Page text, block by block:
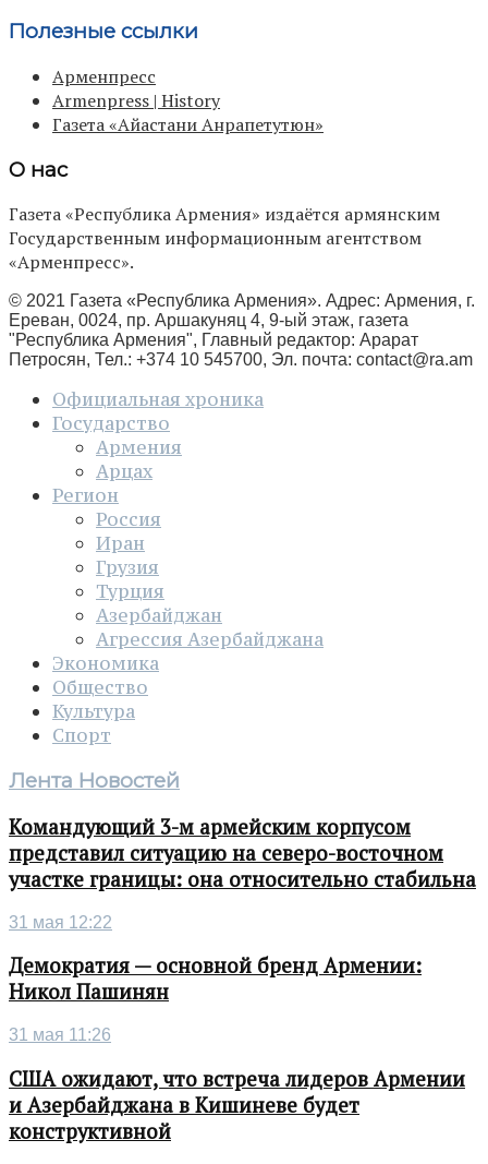
Полезные ссылки
Арменпресс
Armenpress | History
Газета «Айастани Анрапетутюн»
О нас
Газета «Республика Армения» издаётся армянским
Государственным информационным агентством
«Арменпресс».
© 2021 Газета «Республика Армения». Адрес: Армения, г.
Ереван, 0024, пр. Аршакуняц 4, 9-ый этаж, газета
"Республика Армения", Главный редактор: Арарат
Петросян, Тел.: +374 10 545700, Эл. почта: contact@ra.am
Официальная хроника
Государство
Армения
Арцах
Регион
Россия
Иран
Грузия
Турция
Азербайджан
Агрессия Азербайджана
Экономика
Общество
Культура
Спорт
Лента Новостей
Командующий 3-м армейским корпусом
представил ситуацию на северо-восточном
участке границы: она относительно стабильна
31 мая 12:22
Демократия — основной бренд Армении:
Никол Пашинян
31 мая 11:26
США ожидают, что встреча лидеров Армении
и Азербайджана в Кишиневе будет
конструктивной